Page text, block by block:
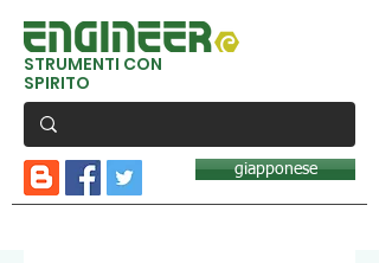
STRUMENTI CON
SPIRITO
giapponese